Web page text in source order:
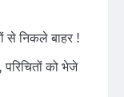
से निकले बाहर !
को भेजे